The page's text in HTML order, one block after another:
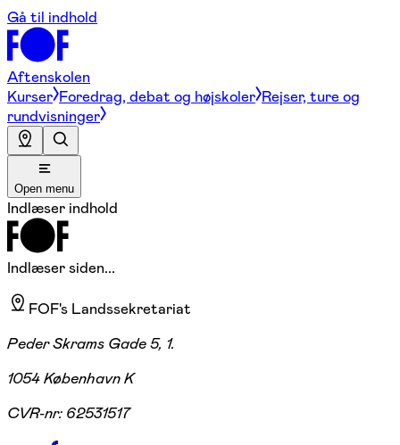
Gå til indhold
Aftenskolen
Kurser Foredrag, debat og højskoler Rejser, ture og
rundvisninger
Open menu
Indlæser indhold
Indlæser siden...
FOF's Landssekretariat
Peder Skrams Gade 5, 1.
1054 København K
CVR-nr: 62531517